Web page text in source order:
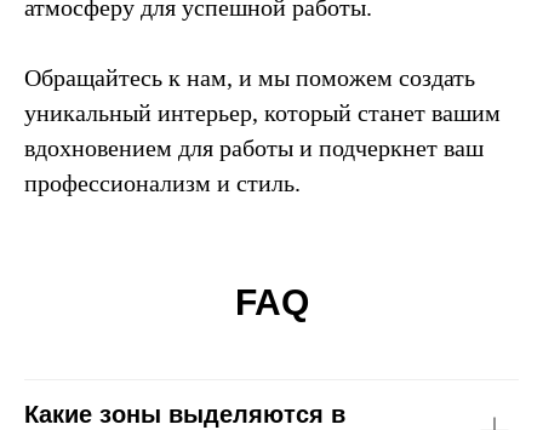
атмосферу для успешной работы.
Обращайтесь к нам, и мы поможем создать
уникальный интерьер, который станет вашим
вдохновением для работы и подчеркнет ваш
профессионализм и стиль.
FAQ
Какие зоны выделяются в